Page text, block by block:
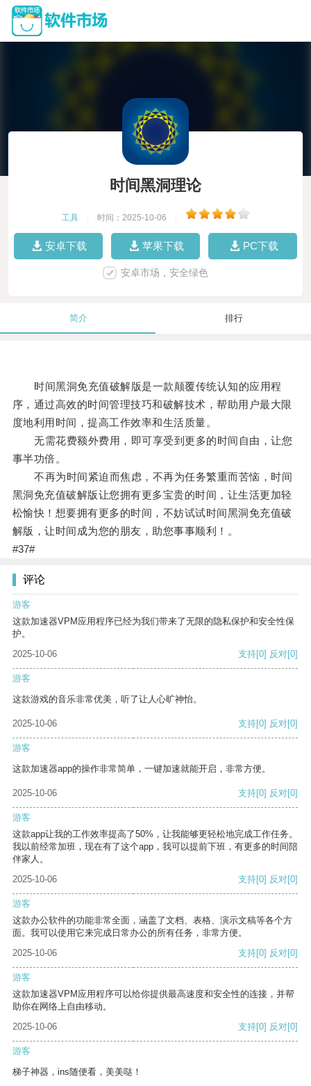
时间黑洞理论
工具 时间：2025-10-06
安卓下载 苹果下载 PC下载
安卓市场，安全绿色
简介 排行
时间黑洞免充值破解版是一款颠覆传统认知的应用程
序，通过高效的时间管理技巧和破解技术，帮助用户最大限
度地利用时间，提高工作效率和生活质量。
无需花费额外费用，即可享受到更多的时间自由，让您
事半功倍。
不再为时间紧迫而焦虑，不再为任务繁重而苦恼，时间
黑洞免充值破解版让您拥有更多宝贵的时间，让生活更加轻
松愉快！想要拥有更多的时间，不妨试试时间黑洞免充值破
解版，让时间成为您的朋友，助您事事顺利！。
#37#
评论
游客
这款加速器VPM应用程序已经为我们带来了无限的隐私保护和安全性保
护。
2025-10-06
支持[0] 反对[0]
游客
这款游戏的音乐非常优美，听了让人心旷神怡。
2025-10-06 支持[0] 反对[0]
游客
这款加速器app的操作非常简单，一键加速就能开启，非常方便。
2025-10-06 支持[0] 反对[0]
游客
这款app让我的工作效率提高了50%，让我能够更轻松地完成工作任务。
我以前经常加班，现在有了这个app，我可以提前下班，有更多的时间陪
伴家人。
2025-10-06
支持[0] 反对[0]
游客
这款办公软件的功能非常全面，涵盖了文档、表格、演示文稿等各个方
面。我可以使用它来完成日常办公的所有任务，非常方便。
2025-10-06
支持[0] 反对[0]
游客
这款加速器VPM应用程序可以给你提供最高速度和安全性的连接，并帮
助你在网络上自由移动。
2025-10-06
支持[0] 反对[0]
游客
梯子神器，ins随便看，美美哒！